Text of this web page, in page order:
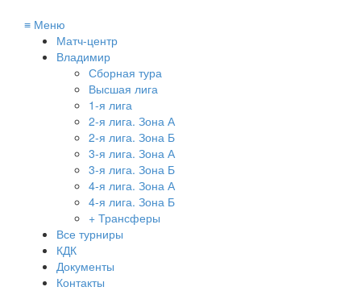
≡ Меню
Матч-центр
Владимир
Сборная тура
Высшая лига
1-я лига
2-я лига. Зона А
2-я лига. Зона Б
3-я лига. Зона А
3-я лига. Зона Б
4-я лига. Зона А
4-я лига. Зона Б
+ Трансферы
Все турниры
КДК
Документы
Контакты